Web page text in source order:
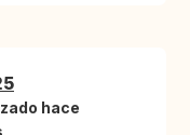
hace